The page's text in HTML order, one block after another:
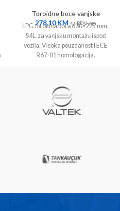
Toroidne boce vanjske
278,10KM sa PDV-om
LPG toroidna boca 630×225 mm,
54L, za vanjsku montažu ispod
vozila. Visoka pouzdanost i ECE
R67-01 homologacija.